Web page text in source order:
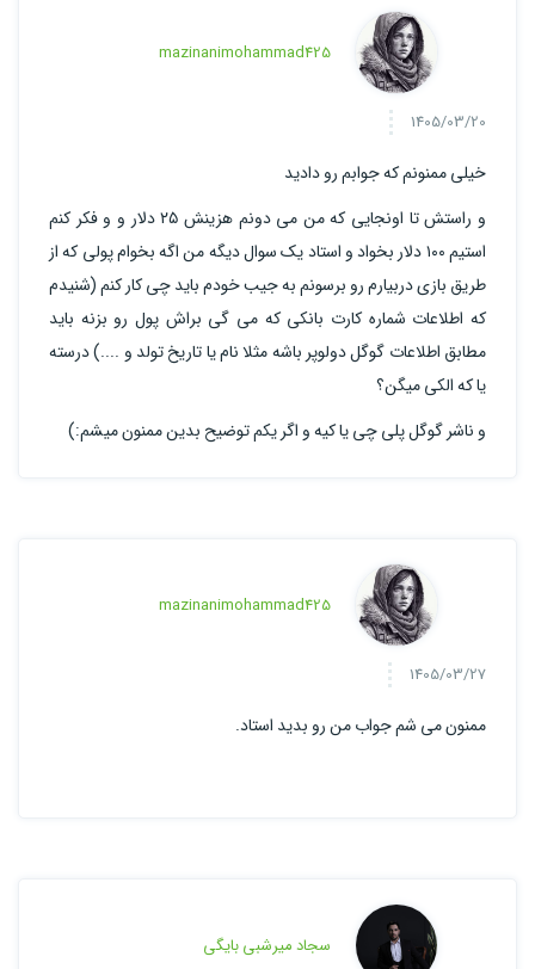
mazinanimohammad425
1405/03/20
خیلی ممنونم که جوابم رو دادید
و راستش تا اونجایی که من می دونم هزینش ۲۵ دلار و و فکر کنم
استیم ۱۰۰ دلار بخواد و استاد یک سوال دیگه من اگه بخوام پولی که از
طریق بازی دربیارم رو برسونم به جیب خودم باید چی کار کنم (شنیدم
که اطلاعات شماره کارت بانکی که می گی براش پول رو بزنه باید
مطابق اطلاعات گوگل دولوپر باشه مثلا نام یا تاریخ تولد و ....) درسته
یا که الکی میگن؟
و ناشر گوگل پلی چی یا کیه و اگر یکم توضیح بدین ممنون میشم‌:)
mazinanimohammad425
1405/03/27
ممنون می شم جواب من رو بدید استاد.
سجاد میرشبی بایگی